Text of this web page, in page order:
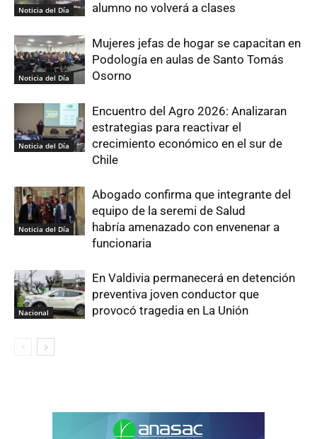
Noticia del Día
alumno no volverá a clases
Noticia del Día
Mujeres jefas de hogar se capacitan en
Podología en aulas de Santo Tomás
Osorno
Noticia del Día
Encuentro del Agro 2026: Analizaran
estrategias para reactivar el
crecimiento económico en el sur de
Chile
Noticia del Día
Abogado confirma que integrante del
equipo de la seremi de Salud
habría amenazado con envenenar a
funcionaria
Nacional
En Valdivia permanecerá en detención
preventiva joven conductor que
provocó tragedia en La Unión